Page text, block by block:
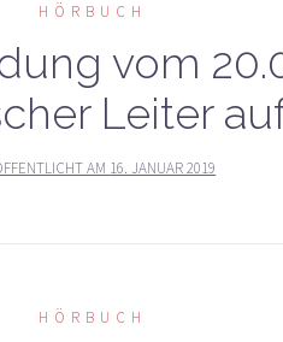
HÖRBUCH
vom
Leiter
AM 16. JANUAR 2019
HÖRBUCH